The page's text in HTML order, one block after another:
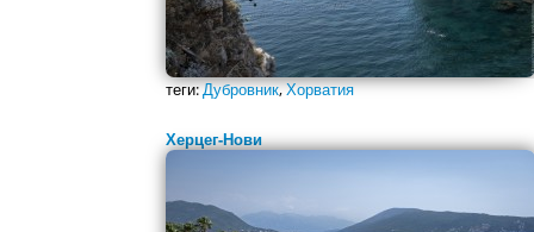
теги:Дубровник,Хорватия
Херцег-Нови